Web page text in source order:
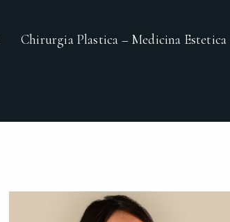
Chirurgia Plastica – Medicina Estetica